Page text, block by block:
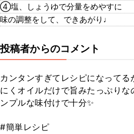
④塩、しょうゆで分量をめやすに
味の調整をして、できあがり♩
投稿者からのコメント
カンタンすぎてレシピになって
にくオイルだけで旨みたっぷり
ンプルな味付けで十分✨
#簡単レシピ